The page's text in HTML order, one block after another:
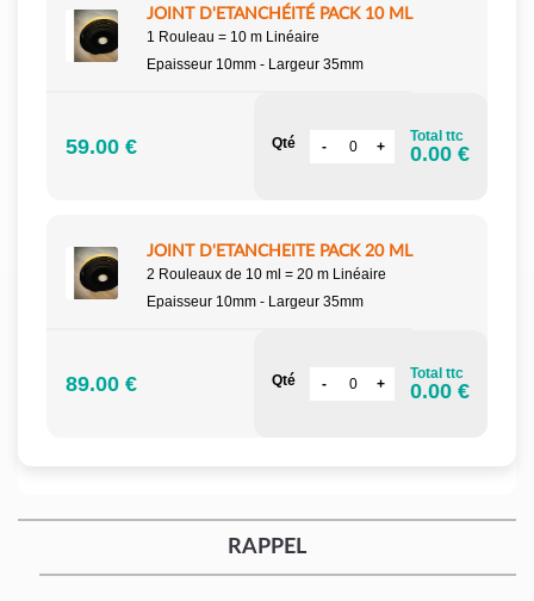
JOINT D'ETANCHÉITÉ PACK 10 ML
1 Rouleau = 10 m Linéaire
Epaisseur 10mm - Largeur 35mm
59.00 € Qté Total ttc
0.00 €
JOINT D'ETANCHEITE PACK 20 ML
2 Rouleaux de 10 ml = 20 m Linéaire
Epaisseur 10mm - Largeur 35mm
89.00 € Qté Total ttc
0.00 €
RAPPEL